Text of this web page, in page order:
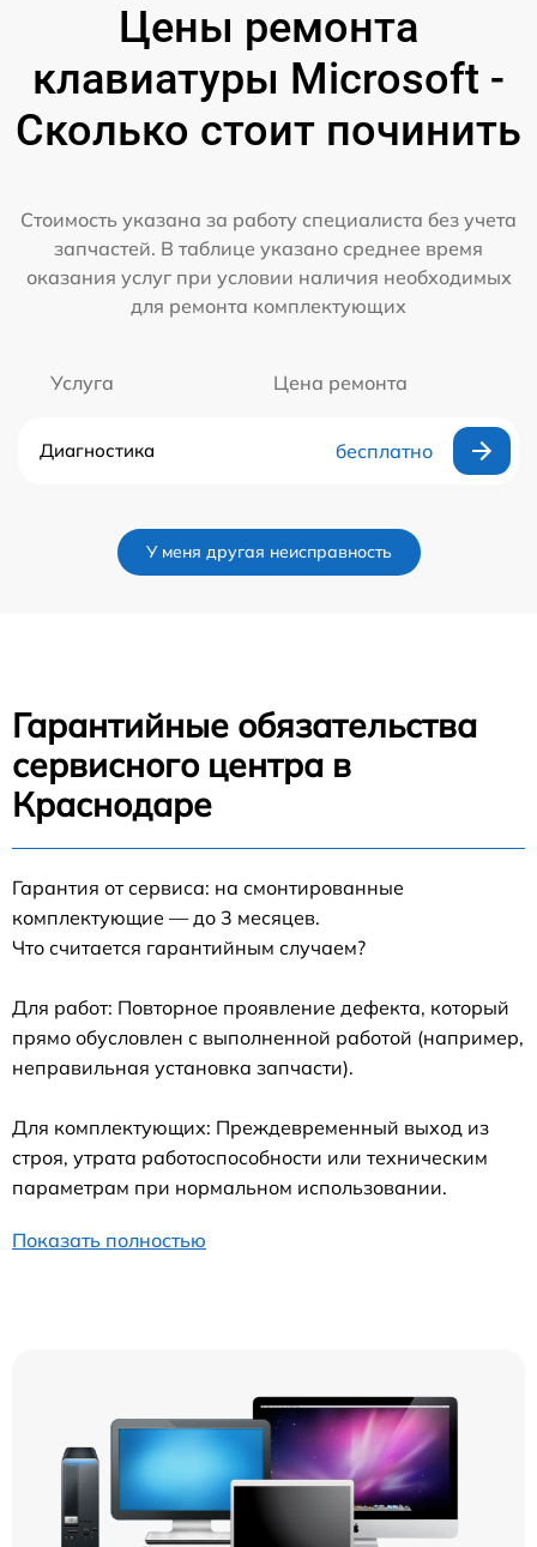
Цены ремонта
клавиатуры Microsoft -
Сколько стоит починить
Стоимость указана за работу специалиста без учета
запчастей. В таблице указано среднее время
оказания услуг при условии наличия необходимых
для ремонта комплектующих
Услуга Цена ремонта
Диагностика бесплатно
У меня другая неисправность
Гарантийные обязательства
сервисного центра в
Краснодаре
Гарантия от сервиса: на смонтированные
комплектующие — до 3 месяцев.
Что считается гарантийным случаем?
Для работ: Повторное проявление дефекта, который
прямо обусловлен с выполненной работой (например,
неправильная установка запчасти).
Для комплектующих: Преждевременный выход из
строя, утрата работоспособности или техническим
параметрам при нормальном использовании.
Показать полностью